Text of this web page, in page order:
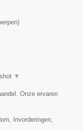
)
▼
Onze ervaren
Invorderingen,